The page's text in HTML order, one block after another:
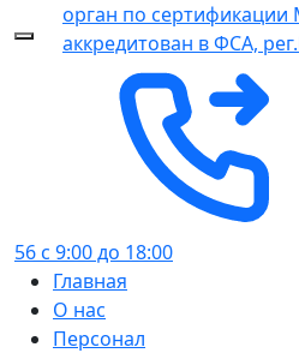
орган по сертификации
аккредитован в ФСА,
56с 9:00 до 18:00
Главная
О нас
Персонал